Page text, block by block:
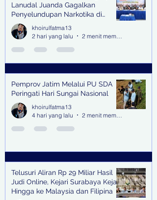
Lanudal Juanda Gagalkan
Penyelundupan Narkotika di
Bandara Juanda
khoirulfatma13
2 hari yang lalu
Pemprov Jatim Melalui PU SDA
Peringati Hari Sungai Nasional
khoirulfatma13
4 hari yang lalu
Telusuri Aliran Rp 29 Miliar Hasil
Judi Online, Kejari Surabaya Kejar
Hingga ke Malaysia dan Filipina